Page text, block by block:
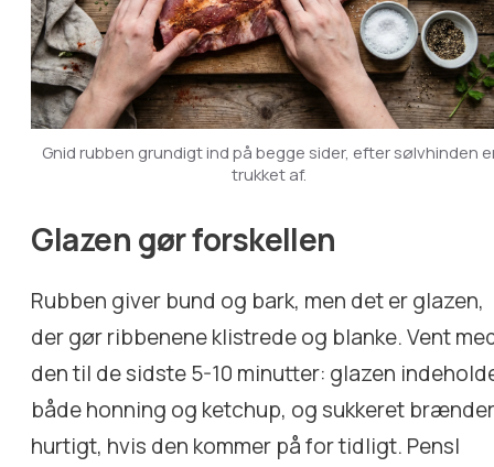
Gnid rubben grundigt ind på begge sider, efter sølvhinden
trukket af.
Glazen gør forskellen
Rubben giver bund og bark, men det er glazen,
der gør ribbenene klistrede og blanke. Vent
den til de sidste 5-10 minutter: glazen
både honning og ketchup, og sukkeret
hurtigt, hvis den kommer på for tidligt. Pensl